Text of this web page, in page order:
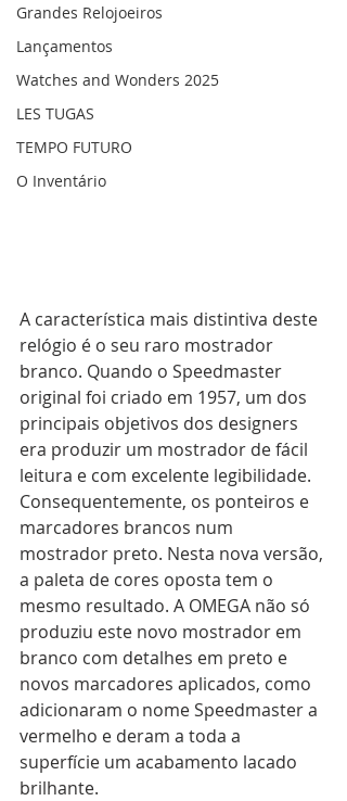
Grandes Relojoeiros
Lançamentos
Watches and Wonders 2025
LES TUGAS
TEMPO FUTURO
O Inventário
A característica mais distintiva deste
relógio é o seu raro mostrador
branco. Quando o Speedmaster
original foi criado em 1957, um dos
principais objetivos dos designers
era produzir um mostrador de fácil
leitura e com excelente legibilidade.
Consequentemente, os ponteiros e
marcadores brancos num
mostrador preto. Nesta nova versão,
a paleta de cores oposta tem o
mesmo resultado. A OMEGA não só
produziu este novo mostrador em
branco com detalhes em preto e
novos marcadores aplicados, como
adicionaram o nome Speedmaster a
vermelho e deram a toda a
superfície um acabamento lacado
brilhante.